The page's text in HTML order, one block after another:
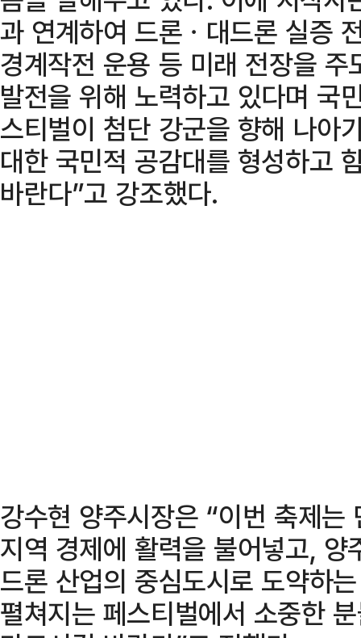
과 연계하여 드론ㆍ대드론 실증
경계작전 운용 등 미래 전장을
발전을 위해 노력하고 있다며 국
스티벌이 첨단 강군을 향해 나아
대한 국민적 공감대를 형성하고
바란다”고 강조했다.
강수현 양주시장은 “이번 축제
지역 경제에 활력을 불어넣고,
드론 산업의 중심도시로 도약하
펼쳐지는 페스티벌에서 소중한